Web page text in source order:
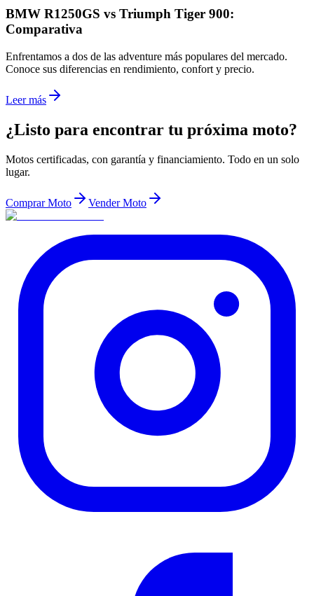
BMW R1250GS vs Triumph Tiger 900:
Comparativa
Enfrentamos a dos de las adventure más populares del mercado.
Conoce sus diferencias en rendimiento, confort y precio.
Leer más
¿Listo para encontrar tu próxima moto?
Motos certificadas, con garantía y financiamiento. Todo en un solo
lugar.
Comprar Moto Vender Moto